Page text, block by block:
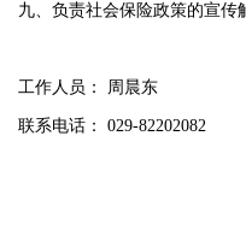
九、负责社会保险政策的宣传
工作人员： 周晨东
联系电话： 029-82202082